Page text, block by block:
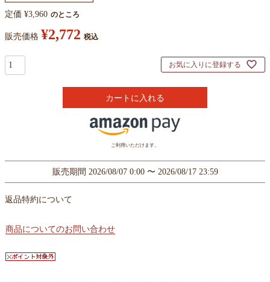
定価 ¥3,960 のところ
販売価格 ¥2,772 税込
お気に入りに登録する
カートに入れる
ご利用いただけます。
販売期間 2026/08/07 0:00 〜 2026/08/17 23:59
返品特約について
商品についてのお問い合わせ